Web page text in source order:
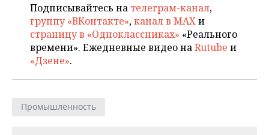
ОТКРЫТАЯ ЛЕКЦИЯ
БАСКЕТБОЛ
ВОЛЕЙБОЛ
КИБЕРСПОРТ
ИНФРАСТРУКТУРА
ИСТОРИЯ
КУЛЬТУРА
СПРАВОЧНИК
СПИСОК ПЕРСОН
СПИСОК КОМПАНИЙ
ПОЛНАЯ ВЕРСИЯ
Подписывайтесь на телеграм-канал,
группу «ВКонтакте»,канал в MAXи
страницу в «Одноклассниках» «Реального
времени». Ежедневные видео наRutube и
«Дзене».
Промышленность